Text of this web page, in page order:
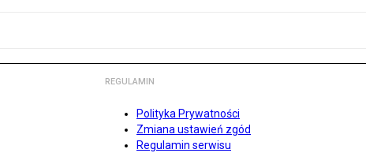
REGULAMIN
Polityka Prywatności
Zmiana ustawień zgód
Regulamin serwisu